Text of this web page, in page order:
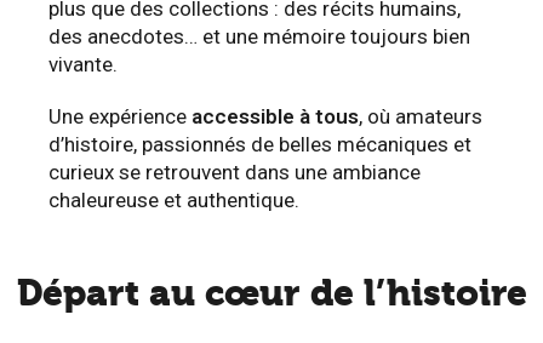
plus que des collections : des récits humains,
des anecdotes… et une mémoire toujours bien
vivante.
Une expérience accessible à tous, où amateurs
d’histoire, passionnés de belles mécaniques et
curieux se retrouvent dans une ambiance
chaleureuse et authentique.
Départ au cœur de l’histoire